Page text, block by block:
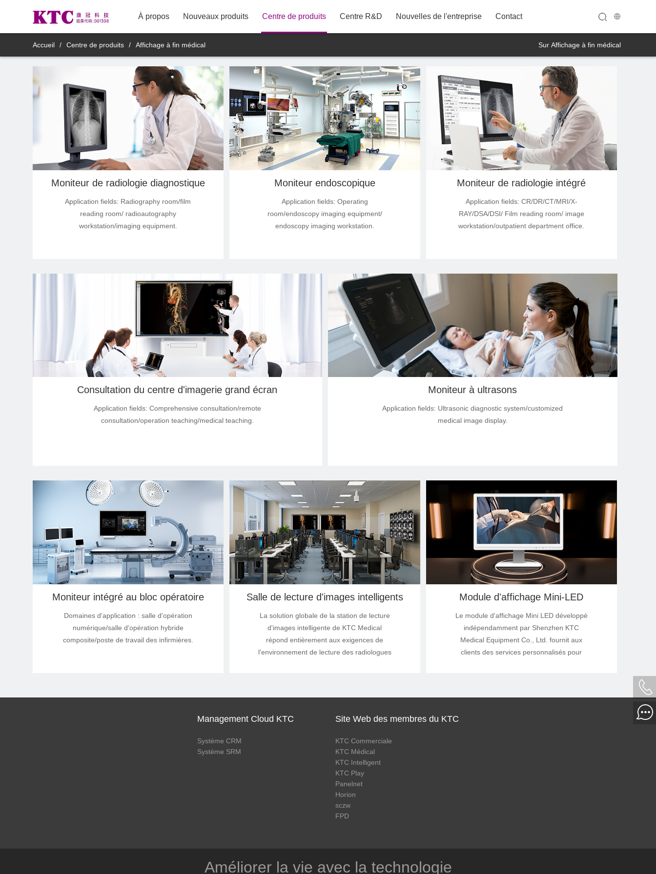
À propos Nouveaux produits Centre de produits Centre R&D Nouvelles de l'entreprise Contact
8M11YDT 43M21UDT 32A12FWT
TV LCD
Affichage à fin commercial
Affichage à fin médical
Produit d'affichage de miroir
intelligent
Produits d'affichage intelligents
Produits accessoires intelligents
Produits modulaires pour écran
58"
55"
50"
22"
Accueil / Centre de produits / Affichage à fin médical Sur Affichage à fin médical
Moniteur de radiologie diagnostique
Application fields: Radiography room/film
reading room/ radioautography
workstation/imaging equipment.
Moniteur endoscopique
Application fields: Operating
room/endoscopy imaging equipment/
endoscopy imaging workstation.
Moniteur de radiologie intégré
Application fields: CR/DR/CT/MRI/X-
RAY/DSA/DSI/ Film reading room/ image
workstation/outpatient department office.
Consultation du centre d'imagerie grand écran
Application fields: Comprehensive consultation/remote
consultation/operation teaching/medical teaching.
Moniteur à ultrasons
Application fields: Ultrasonic diagnostic system/customized
medical image display.
Moniteur intégré au bloc opératoire
Domaines d'application : salle d'opération
numérique/salle d'opération hybride
composite/poste de travail des infirmières.
Salle de lecture d'images intelligents
La solution globale de la station de lecture
d'images intelligente de KTC Medical
répond entièrement aux exigences de
l'environnement de lecture des radiologues
Module d'affichage Mini-LED
Le module d'affichage Mini LED développé
indépendamment par Shenzhen KTC
Medical Equipment Co., Ltd. fournit aux
clients des services personnalisés pour
Management Cloud KTC
Système CRM
Système SRM
Site Web des membres du KTC
KTC Commerciale
KTC Médical
KTC Intelligent
KTC Play
Panelnet
Horion
sczw
FPD
Améliorer la vie avec la technologie